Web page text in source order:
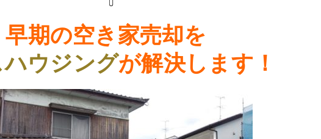
早期の空き家売却を
ウジングが解決します！